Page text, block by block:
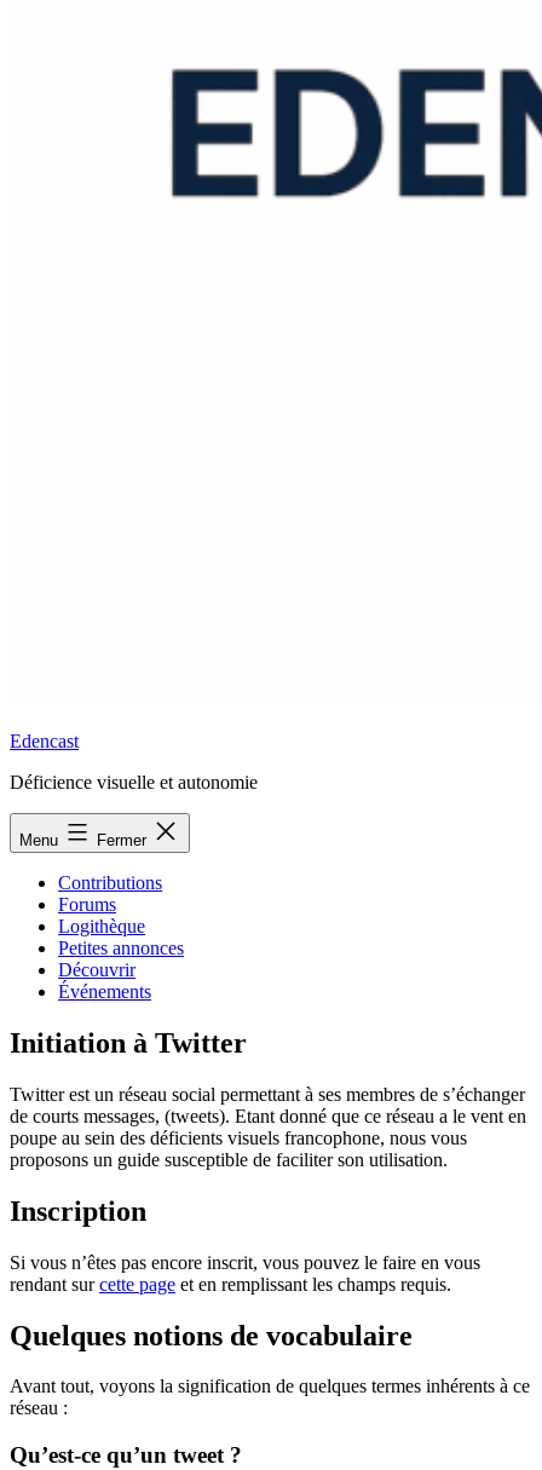
Edencast
Déficience visuelle et autonomie
Menu Fermer
Contributions
Forums
Logithèque
Petites annonces
Découvrir
Événements
Initiation à Twitter
Twitter est un réseau social permettant à ses membres de s’échanger
de courts messages, (tweets). Etant donné que ce réseau a le vent en
poupe au sein des déficients visuels francophone, nous vous
proposons un guide susceptible de faciliter son utilisation.
Inscription
Si vous n’êtes pas encore inscrit, vous pouvez le faire en vous
rendant surcette page et en remplissant les champs requis.
Quelques notions de vocabulaire
Avant tout, voyons la signification de quelques termes inhérents à ce
réseau :
Qu’est-ce qu’un tweet ?